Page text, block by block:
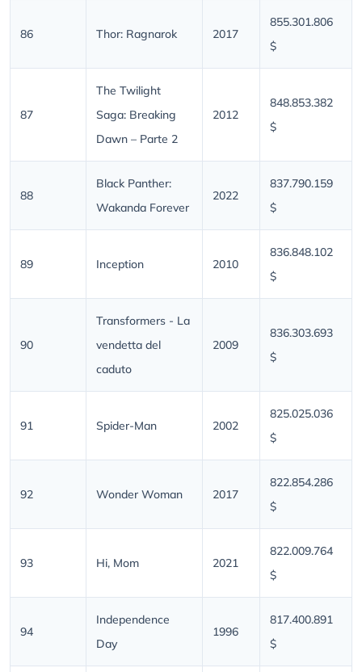
86 Thor: Ragnarok 2017
855.301.806
$
87
The Twilight
Saga: Breaking
Dawn – Parte 2
2012
848.853.382
$
88
Black Panther:
Wakanda Forever
2022
837.790.159
$
89 Inception 2010
836.848.102
$
90
Transformers - La
vendetta del
caduto
2009
836.303.693
$
91 Spider-Man 2002
825.025.036
$
92 Wonder Woman 2017
822.854.286
$
93 Hi, Mom 2021
822.009.764
$
94
Independence
Day
1996
817.400.891
$